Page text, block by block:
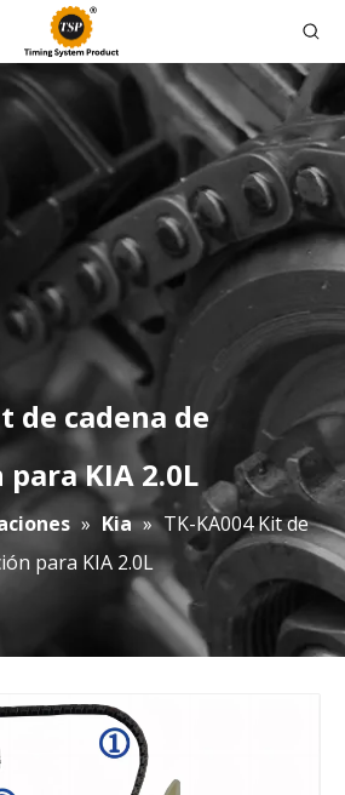
de cadena de
KIA 2.0L
» Kia » TK-KA004 Kit de
para KIA 2.0L